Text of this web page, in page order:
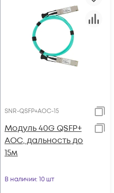
SNR-QSFP+AOC-15
Модуль 40G QSFP+
AOC, дальность до
15м
В наличии: 10 шт